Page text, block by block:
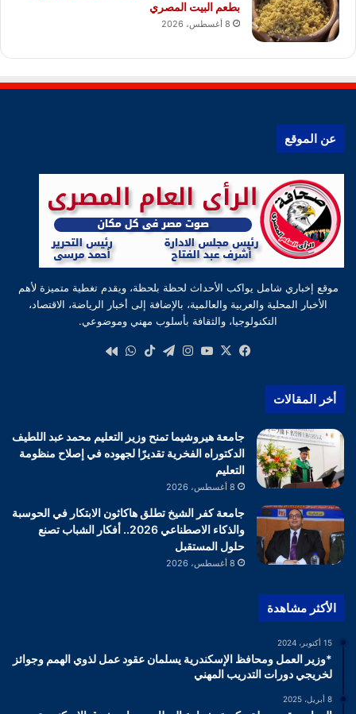
بطعم البيت المصري
8 أغسطس، 2026
عن الموقع
موقع إخباري شامل يواكب الأحداث لحظة بلحظة، ويقدم تغطية متميزة لأهم
الأخبار المحلية والعربية والعالمية، بالإضافة إلى أخبار الرياضة، الاقتصاد،
التكنولوجيا، والثقافة بأسلوب مهني وموضوعي.
فيسبوك
‫X
‫YouTube
انستقرام
تيلقرام‫TikTokواتساب
أخر المقالات
جامعة هيروشيما تمنح وزير التعليم محمد عبد اللطيف
الدكتوراه الفخرية تقديرًا لجهوده في إصلاح منظومة
التعليم
8 أغسطس، 2026
جامعة كفر الشيخ تطلق هاكاثون الابتكار في الحوسبة
والذكاء الاصطناعي 2026.. أفكار الشباب تصنع
حلول المستقبل
8 أغسطس، 2026
الأكثر مشاهدة
15 أكتوبر، 2024
*وزير العمل ومحافظ الإسكندرية يسلمان عقود عمل لذوي الهمم وجوائز
لخريجي دورات التدريب المهني
8 أبريل، 2025